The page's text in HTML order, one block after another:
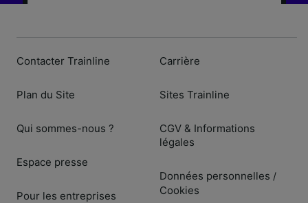
Contacter Trainline
Plan du Site
Qui sommes-nous ?
Espace presse
Pour les entreprises
Carrière
Sites Trainline
CGV & Informations
légales
Données personnelles /
Cookies